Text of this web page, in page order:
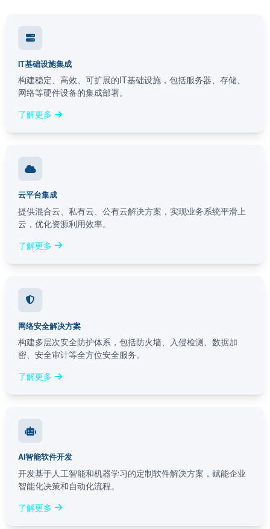
IT基础设施集成
构建稳定、高效、可扩展的IT基础设施，包括服务器、存储、
网络等硬件设备的集成部署。
了解更多
云平台集成
提供混合云、私有云、公有云解决方案，实现业务系统平滑上
云，优化资源利用效率。
了解更多
网络安全解决方案
构建多层次安全防护体系，包括防火墙、入侵检测、数据加
密、安全审计等全方位安全服务。
了解更多
AI智能软件开发
开发基于人工智能和机器学习的定制软件解决方案，赋能企业
智能化决策和自动化流程。
了解更多